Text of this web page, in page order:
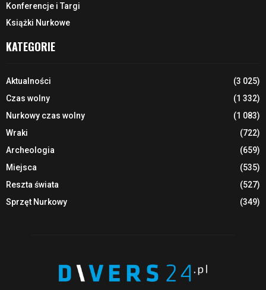
Konferencje i Targi
Książki Nurkowe
KATEGORIE
Aktualności
(3 025)
Czas wolny
(1 332)
Nurkowy czas wolny
(1 083)
Wraki
(722)
Archeologia
(659)
Miejsca
(535)
Reszta świata
(527)
Sprzęt Nurkowy
(349)